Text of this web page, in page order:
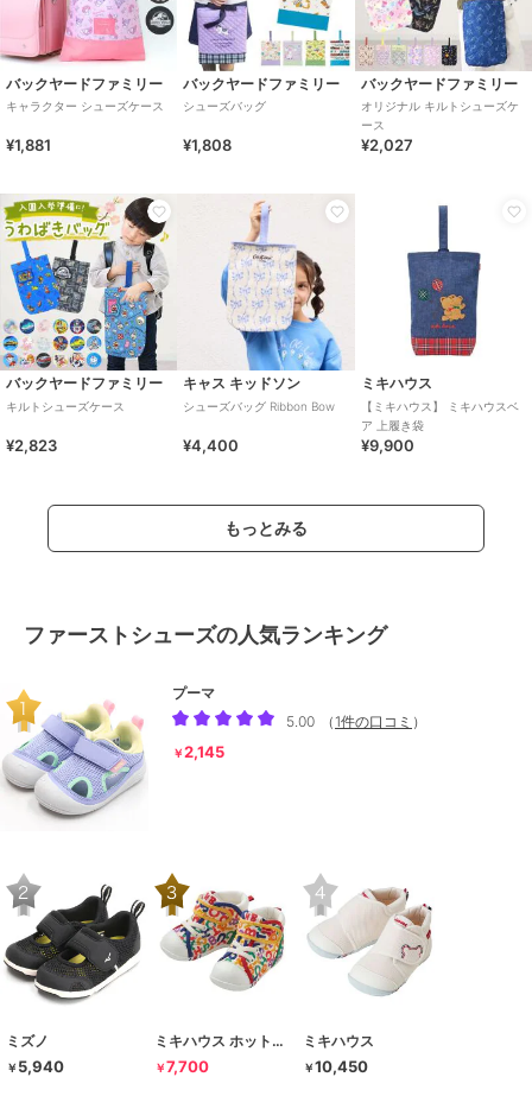
バックヤードファミリー
キャラクター シューズケース
¥1,881
バックヤードファミリー
シューズバッグ
¥1,808
バックヤードファミリー
オリジナル キルトシューズケ
ース
¥2,027
バックヤードファミリー
キルトシューズケース
¥2,823
キャス キッドソン
シューズバッグ Ribbon Bow
¥4,400
ミキハウス
【ミキハウス】 ミキハウスベ
ア 上履き袋
¥9,900
もっとみる
ファーストシューズの人気ランキング
プーマ
5.00
（ 1件の口コミ ）
￥2,145
ミズノ
￥ 5,940
ミキハウス ホットビスケッツ
￥7,700
ミキハウス
￥10,450